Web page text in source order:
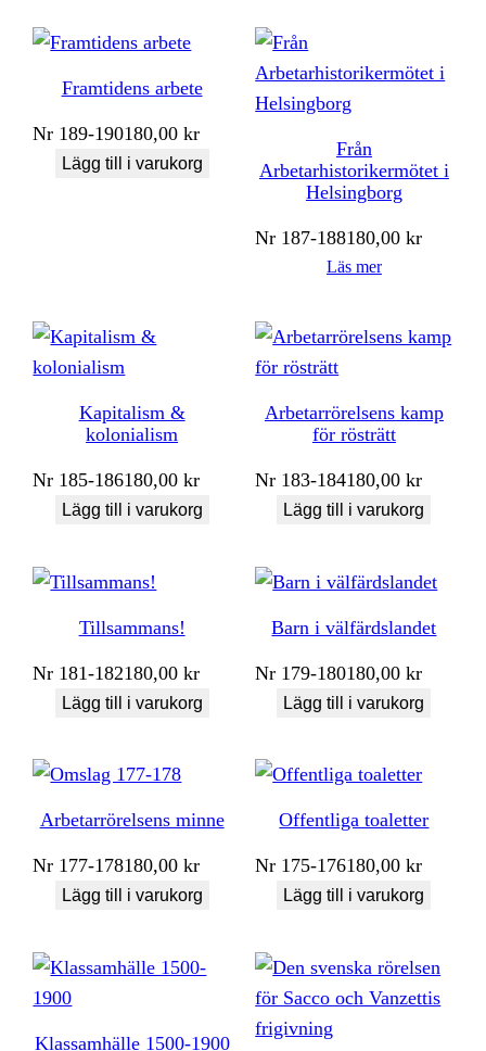
Framtidens arbete
Nr 189-190180,00kr
Lägg till i varukorg
Från
Arbetarhistorikermötet i
Helsingborg
Nr 187-188180,00kr
Läs mer
Kapitalism &
kolonialism
Nr 185-186180,00kr
Lägg till i varukorg
Arbetarrörelsens kamp
för rösträtt
Nr 183-184180,00kr
Lägg till i varukorg
Tillsammans!
Nr 181-182180,00kr
Lägg till i varukorg
Barn i välfärdslandet
Nr 179-180180,00kr
Lägg till i varukorg
Arbetarrörelsens minne
Nr 177-178180,00kr
Lägg till i varukorg
Offentliga toaletter
Nr 175-176180,00kr
Lägg till i varukorg
Klassamhälle 1500-1900